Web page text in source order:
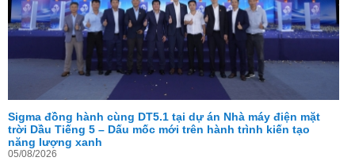
Sigma đồng hành cùng DT5.1 tại dự án Nhà máy điện mặt
trời Dầu Tiếng 5 – Dấu mốc mới trên hành trình kiến tạo
năng lượng xanh
05/08/2026